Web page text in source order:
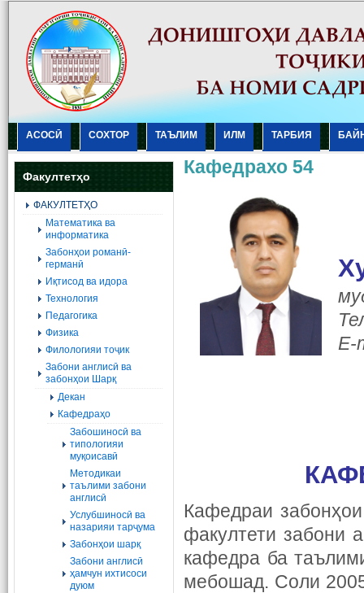
АСОСӢ СОХТОР ТАЪЛИМ ИЛМ ТАРБИЯ
Факултетҳо
ФАКУЛТЕТҲО
Mатематика ва
информатика
Забонҳои романӣ-
германӣ
Иқтисод ва идора
Технология
Педагогика
Физика
Филологияи тоҷик
Забони англисӣ ва
забонҳои Шарқ
Декан
Кафедраҳо
Забошиносӣ ва
типологияи
муқоисавӣ
Методикаи
таълими забони
англисӣ
Услубшиносӣ ва
назарияи тарҷума
Забонҳои шарқ
Забони англисӣ
ҳамчун ихтисоси
дуюм
Кафедрахо 54
E-
Кафедраи
факултети забони
кафедра ба
мебошад. Соли